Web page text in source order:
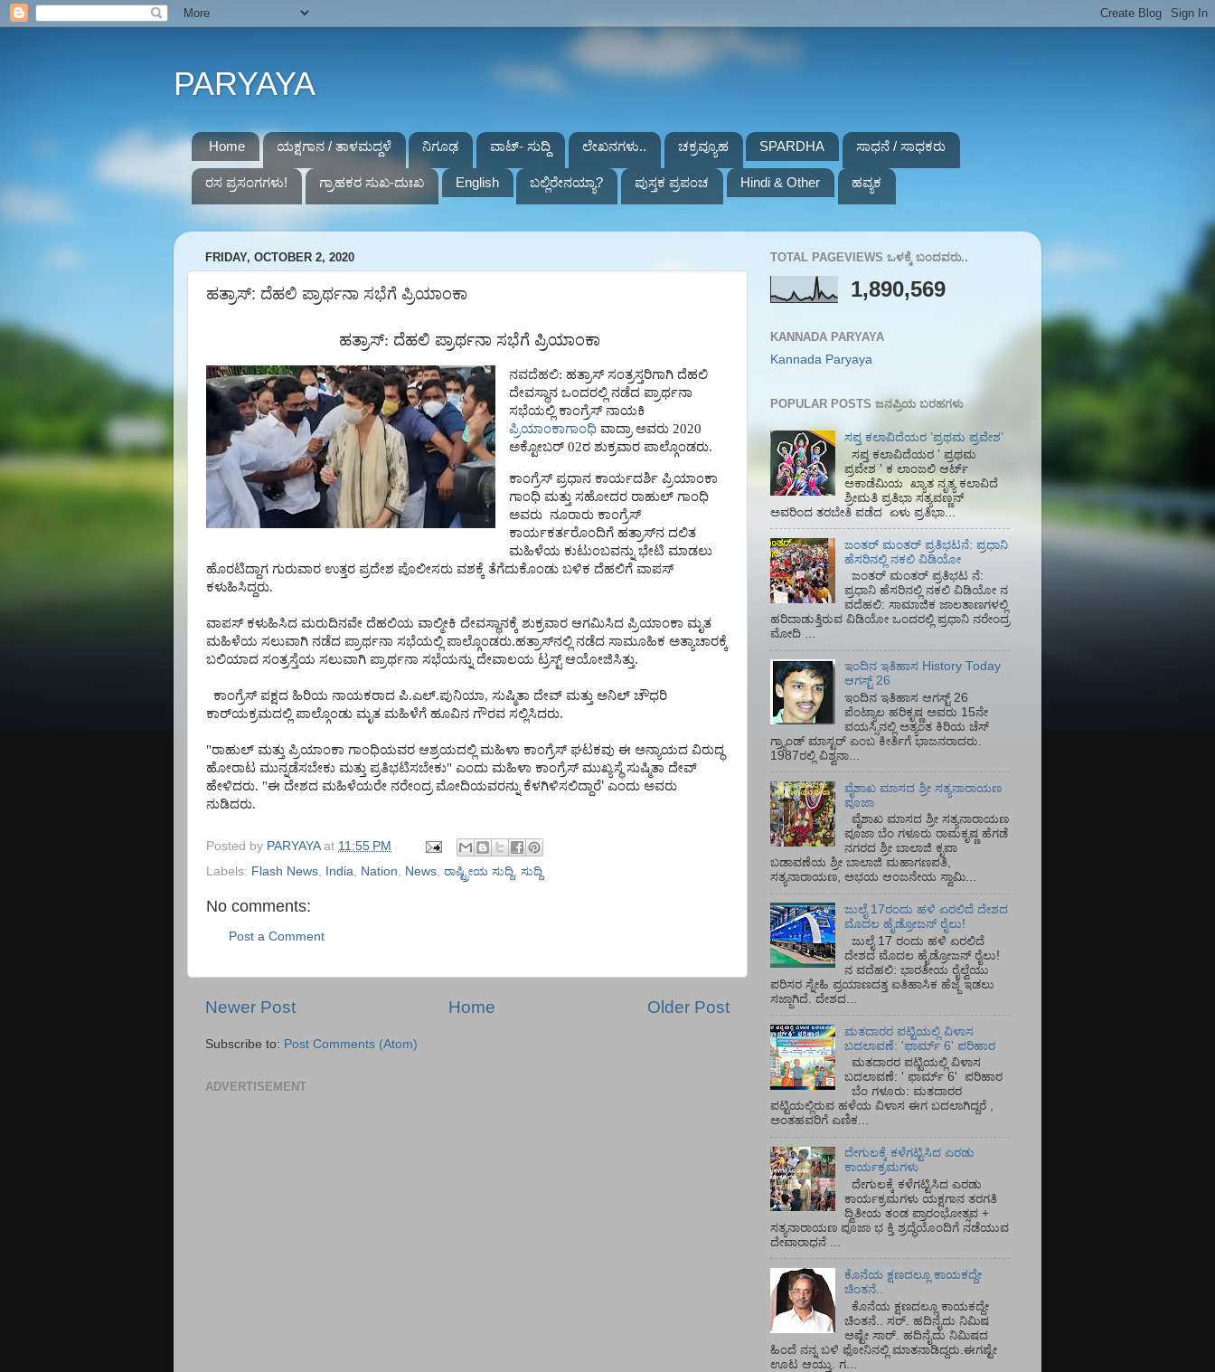
PARYAYA
Home ಯಕ್ಷಗಾನ / ತಾಳಮದ್ದಳೆ ನಿಗೂಢ ವಾಟ್- ಸುದ್ದಿ ಲೇಖನಗಳು.. ಚಕ್ರವ್ಯೂಹ SPARDHA ಸಾಧನೆ / ಸಾಧಕರು
ರಸ ಪ್ರಸಂಗಗಳು! ಗ್ರಾಹಕರ ಸುಖ-ದುಃಖ English ಬಲ್ಲಿರೇನಯ್ಯಾ? ಪುಸ್ತಕ ಪ್ರಪಂಚ Hindi & Other ಹವ್ಯಕ
FRIDAY, OCTOBER 2, 2020
ಹತ್ರಾಸ್: ದೆಹಲಿ ಪ್ರಾರ್ಥನಾ ಸಭೆಗೆ ಪ್ರಿಯಾಂಕಾ
ಹತ್ರಾಸ್: ದೆಹಲಿ ಪ್ರಾರ್ಥನಾ ಸಭೆಗೆ ಪ್ರಿಯಾಂಕಾ
ನವದೆಹಲಿ: ಹತ್ರಾಸ್ ಸಂತ್ರಸ್ತರಿಗಾಗಿ ದೆಹಲಿ
ದೇವಸ್ಥಾನ ಒಂದರಲ್ಲಿ ನಡೆದ ಪ್ರಾರ್ಥನಾ
ಸಭೆಯಲ್ಲಿ ಕಾಂಗ್ರೆಸ್ ನಾಯಕಿ
ಪ್ರಿಯಾಂಕಾಗಾಂಧಿ ವಾದ್ರಾ ಅವರು2020
ಅಕ್ಟೋಬರ್ 02ರ ಶುಕ್ರವಾರ ಪಾಲ್ಗೊಂಡರು.
ಕಾಂಗ್ರೆಸ್ ಪ್ರಧಾನ ಕಾರ್ಯದರ್ಶಿ ಪ್ರಿಯಾಂಕಾ
ಗಾಂಧಿ ಮತ್ತು ಸಹೋದರ ರಾಹುಲ್ ಗಾಂಧಿ
ಅವರು ನೂರಾರು ಕಾಂಗ್ರೆಸ್
ಕಾರ್ಯಕರ್ತರೊಂದಿಗೆ ಹತ್ರಾಸ್ನ ದಲಿತ
ಮಹಿಳೆಯ ಕುಟುಂಬವನ್ನು ಭೇಟಿ ಮಾಡಲು
ಹೊರಟಿದ್ದಾಗ ಗುರುವಾರ ಉತ್ತರ ಪ್ರದೇಶ ಪೊಲೀಸರು ವಶಕ್ಕೆ ತೆಗೆದುಕೊಂಡು ಬಳಿಕ ದೆಹಲಿಗೆ ವಾಪಸ್
ಕಳುಹಿಸಿದ್ದರು.
ವಾಪಸ್ ಕಳುಹಿಸಿದ ಮರುದಿನವೇ ದೆಹಲಿಯ ವಾಲ್ಮೀಕಿ ದೇವಸ್ಥಾನಕ್ಕೆ ಶುಕ್ರವಾರ ಆಗಮಿಸಿದ ಪ್ರಿಯಾಂಕಾ ಮೃತ
ಮಹಿಳೆಯ ಸಲುವಾಗಿ ನಡೆದ ಪ್ರಾರ್ಥನಾ ಸಭೆಯಲ್ಲಿ ಪಾಲ್ಗೊಂಡರು.ಹತ್ರಾಸ್ನಲ್ಲಿ ನಡೆದ ಸಾಮೂಹಿಕ ಅತ್ಯಾಚಾರಕ್ಕೆ
ಬಲಿಯಾದ ಸಂತ್ರಸ್ತೆಯ ಸಲುವಾಗಿ ಪ್ರಾರ್ಥನಾ ಸಭೆಯನ್ನು ದೇವಾಲಯ ಟ್ರಸ್ಟ್ ಆಯೋಜಿಸಿತ್ತು.
ಕಾಂಗ್ರೆಸ್ ಪಕ್ಷದ ಹಿರಿಯ ನಾಯಕರಾದ ಪಿ.ಎಲ್.ಪುನಿಯಾ, ಸುಷ್ಮಿತಾ ದೇವ್ ಮತ್ತು ಅನಿಲ್ ಚೌಧರಿ
ಕಾರ್ಯಕ್ರಮದಲ್ಲಿ ಪಾಲ್ಗೊಂಡು ಮೃತ ಮಹಿಳೆಗೆ ಹೂವಿನ ಗೌರವ ಸಲ್ಲಿಸಿದರು.
"ರಾಹುಲ್ ಮತ್ತು ಪ್ರಿಯಾಂಕಾ ಗಾಂಧಿಯವರ ಆಶ್ರಯದಲ್ಲಿ ಮಹಿಳಾ ಕಾಂಗ್ರೆಸ್ ಘಟಕವು ಈ ಅನ್ಯಾಯದ ವಿರುದ್ಧ
ಹೋರಾಟ ಮುನ್ನಡೆಸಬೇಕು ಮತ್ತು ಪ್ರತಿಭಟಿಸಬೇಕು" ಎಂದು ಮಹಿಳಾ ಕಾಂಗ್ರೆಸ್ ಮುಖ್ಯಸ್ಥೆ ಸುಷ್ಮಿತಾ ದೇವ್
ಹೇಳಿದರು. "ಈ ದೇಶದ ಮಹಿಳೆಯರೇ ನರೇಂದ್ರ ಮೋದಿಯವರನ್ನು ಕೆಳಗಿಳಿಸಲಿದ್ದಾರೆ’ ಎಂದು ಅವರು
ನುಡಿದರು.
Posted by PARYAYA at 11:55 PM
Labels: Flash News, India, Nation, News, ರಾಷ್ಟ್ರೀಯ ಸುದ್ದಿ, ಸುದ್ದಿ
No comments:
Post a Comment
Newer Post Older Post
Home
Subscribe to: Post Comments (Atom)
ADVERTISEMENT
TOTAL PAGEVIEWS ಒಳಕ್ಕೆ ಬಂದವರು..
1,890,569
KANNADA PARYAYA
Kannada Paryaya
POPULAR POSTS ಜನಪ್ರಿಯ ಬರಹಗಳು
ಸಪ್ತ ಕಲಾವಿದೆಯರ ʼಪ್ರಥಮ ಪ್ರವೇಶʼ
ಸಪ್ತ ಕಲಾವಿದೆಯರ ʼ ಪ್ರಥಮ
ಪ್ರವೇಶ ʼ ಕ ಲಾಂಜಲಿ ಆರ್ಟ್
ಅಕಾಡೆಮಿಯ‌ ಖ್ಯಾತ ನೃತ್ಯ ಕಲಾವಿದೆ
ಶ್ರೀಮತಿ ಪ್ರತಿಭಾ ಸತ್ಯವಣ್ಣನ್
ಅವರಿಂದ ತರಬೇತಿ ಪಡೆದ ಏಳು ಪ್ರತಿಭಾ...
ಜಂತರ್ ಮಂತರ್ ಪ್ರತಿಭಟನೆ: ಪ್ರಧಾನಿ
ಹೆಸರಿನಲ್ಲಿ ನಕಲಿ ವಿಡಿಯೋ
ಜಂತರ್ ಮಂತರ್ ಪ್ರತಿಭಟ ನೆ:
ಪ್ರಧಾನಿ ಹೆಸರಿನಲ್ಲಿ ನಕಲಿ ವಿಡಿಯೋ ನ
ವದೆಹಲಿ: ಸಾಮಾಜಿಕ ಜಾಲತಾಣಗಳಲ್ಲಿ
ಹರಿದಾಡುತ್ತಿರುವ ವಿಡಿಯೋ ಒಂದರಲ್ಲಿ ಪ್ರಧಾನಿ ನರೇಂದ್ರ
ಮೋದಿ ...
ಇಂದಿನ ಇತಿಹಾಸ History Today
ಆಗಸ್ಟ್ 26
ಇಂದಿನ ಇತಿಹಾಸ ಆಗಸ್ಟ್ 26
ಪೆಂಟ್ಯಾಲ ಹರಿಕೃಷ್ಣ ಅವರು 15ನೇ
ವಯಸ್ಸಿನಲ್ಲಿ ಅತ್ಯಂತ ಕಿರಿಯ ಚೆಸ್
ಗ್ರ್ಯಾಂಡ್ ಮಾಸ್ಟರ್ ಎಂಬ ಕೀರ್ತಿಗೆ ಭಾಜನರಾದರು.
1987ರಲ್ಲಿ ವಿಶ್ವನಾ...
ವೈಶಾಖ ಮಾಸದ ಶ್ರೀ ಸತ್ಯನಾರಾಯಣ
ಪೂಜಾ
ವೈಶಾಖ ಮಾಸದ ಶ್ರೀ ಸತ್ಯನಾರಾಯಣ
ಪೂಜಾ ಬೆಂ ಗಳೂರು ರಾಮಕೃಷ್ಣ ಹೆಗಡೆ
ನಗರದ ಶ್ರೀ ಬಾಲಾಜಿ ಕೃಪಾ
ಬಡಾವಣೆಯ ಶ್ರೀ ಬಾಲಾಜಿ ಮಹಾಗಣಪತಿ,
ಸತ್ಯನಾರಾಯಣ, ಅಭಯ ಆಂಜನೇಯ ಸ್ವಾಮಿ...
ಜುಲೈ 17ರಂದು ಹಳಿ ಏರಲಿದೆ ದೇಶದ
ಮೊದಲ ಹೈಡ್ರೋಜನ್ ರೈಲು!
ಜುಲೈ 17 ರಂದು ಹಳಿ ಏರಲಿದೆ
ದೇಶದ ಮೊದಲ ಹೈಡ್ರೋಜನ್ ರೈಲು!
ನ ವದೆಹಲಿ: ಭಾರತೀಯ ರೈಲ್ವೆಯು
ಪರಿಸರ ಸ್ನೇಹಿ ಪ್ರಯಾಣದತ್ತ ಐತಿಹಾಸಿಕ ಹೆಜ್ಜೆ ಇಡಲು
ಸಜ್ಜಾಗಿದೆ. ದೇಶದ...
ಮತದಾರರ ಪಟ್ಟಿಯಲ್ಲಿ ವಿಳಾಸ
ಬದಲಾವಣೆ: 'ಫಾರ್ಮ್ 6' ಪರಿಹಾರ
ಮತದಾರರ ಪಟ್ಟಿಯಲ್ಲಿ ವಿಳಾಸ
ಬದಲಾವಣೆ: ' ಫಾರ್ಮ್ 6' ಪರಿಹಾರ
ಬೆಂ ಗಳೂರು: ಮತದಾರರ
ಪಟ್ಟಿಯಲ್ಲಿರುವ ಹಳೆಯ ವಿಳಾಸ ಈಗ ಬದಲಾಗಿದ್ದರೆ ,
ಅಂತಹವರಿಗೆ ಎಣಿಕ...
ದೇಗುಲಕ್ಕೆ ಕಳೆಗಟ್ಟಿಸಿದ ಎರಡು
ಕಾರ್ಯಕ್ರಮಗಳು
ದೇಗುಲಕ್ಕೆ ಕಳೆಗಟ್ಟಿಸಿದ ಎರಡು
ಕಾರ್ಯಕ್ರಮಗಳು ಯಕ್ಷಗಾನ ತರಗತಿ
ದ್ವಿತೀಯ ತಂಡ ಪ್ರಾರಂಭೋತ್ಸವ +
ಸತ್ಯನಾರಾಯಣ ಪೂಜಾ ಭ ಕ್ತಿ ಶ್ರದ್ಧೆಯೊಂದಿಗೆ ನಡೆಯುವ
ದೇವಾರಾಧನೆ ...
ಕೊನೆಯ ಕ್ಷಣದಲ್ಲೂ ಕಾಯಕದ್ದೇ
ಚಿಂತನೆ..
ಕೊನೆಯ ಕ್ಷಣದಲ್ಲೂ ಕಾಯಕದ್ದೇ
ಚಿಂತನೆ.. ಸರ್.‌ ಹದಿನೈದು ನಿಮಿಷ
ಅಷ್ಟೇ ಸಾರ್.‌ ಹದಿನೈದು ನಿಮಿಷದ
ಹಿಂದೆ ನನ್ನ ಬಳಿ ಫೋನಿನಲ್ಲಿ ಮಾತನಾಡಿದ್ದರು.ಈಗಷ್ಟೇ
ಊಟ ಆಯ್ತು. ಗ...